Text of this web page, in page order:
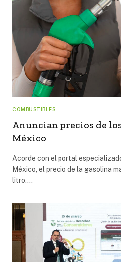
COMBUSTIBLES
Anuncian precios de
México
Acorde con el portal
México, el precio de la gasolina
litro.…